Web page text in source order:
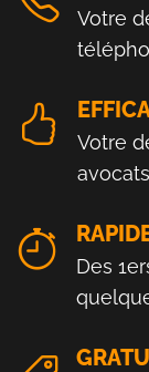
Votre
Votre
Des